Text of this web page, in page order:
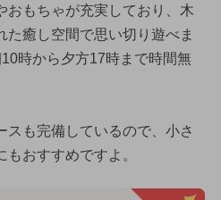
おもちゃが充実しており、木
癒し空間で思い切り遊べま
時から夕方17時まで時間無
スも完備しているので、小さ
おすすめですよ。